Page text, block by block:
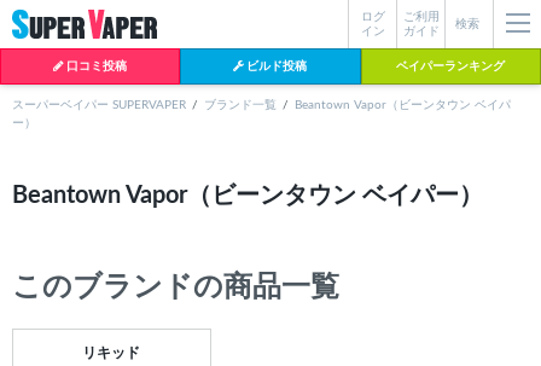
検索
ご利用
ガイド
ログ
イン
口コミ投稿 ビルド投稿 ベイパーランキング
よく検索されているワード
18650
melo 2026 istick
スーパーベイパー SUPERVAPER ブランド一覧
Beantown Vapor（ビーンタウン ベイパ
ー）
Beantown Vapor（ビーンタウン ベイパー）
このブランドの商品一覧
リキッド
見つからない場合データベースに該当の商品がまだ登録されていない可能
性があります。スーパーベイパー運営に お問い合わせ
いただければ、速や